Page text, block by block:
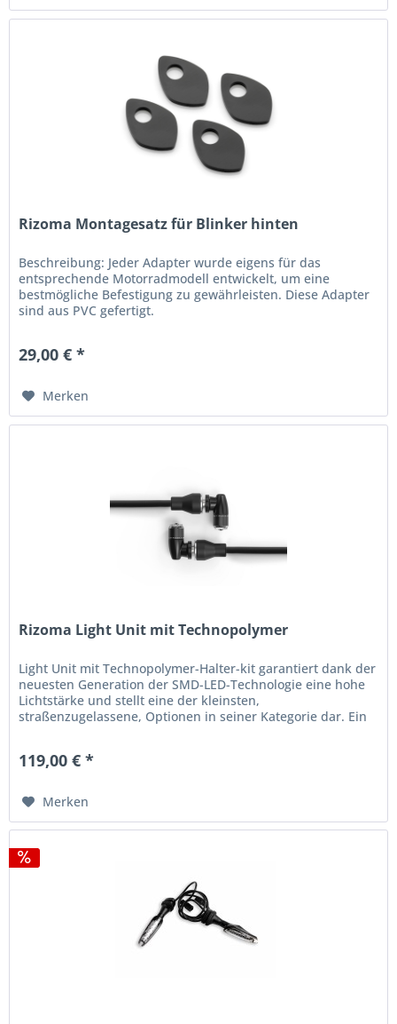
Rizoma Montagesatz für Blinker hinten
Beschreibung: Jeder Adapter wurde eigens für das
entsprechende Motorradmodell entwickelt, um eine
bestmögliche Befestigung zu gewährleisten. Diese Adapter
sind aus PVC gefertigt.
29,00 € *
Merken
Rizoma Light Unit mit Technopolymer
Light Unit mit Technopolymer-Halter-kit garantiert dank der
neuesten Generation der SMD-LED-Technologie eine hohe
Lichtstärke und stellt eine der kleinsten,
straßenzugelassene, Optionen in seiner Kategorie dar. Ein
119,00 € *
Merken